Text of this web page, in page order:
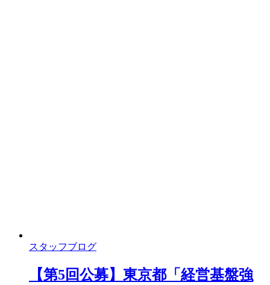
スタッフブログ
【第5回公募】東京都「経営基盤強